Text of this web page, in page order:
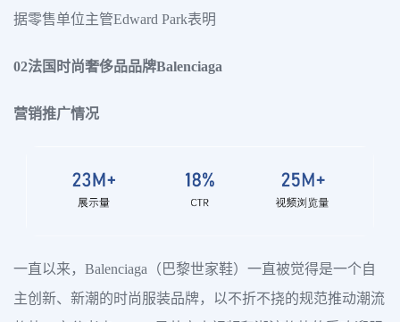
据零售单位主管Edward Park表明
02法国时尚奢侈品品牌Balenciaga
营销推广情况
一直以来，Balenciaga（巴黎世家鞋）一直被觉得是一个自
主创新、新潮的时尚服装品牌，以不折不挠的规范推动潮流